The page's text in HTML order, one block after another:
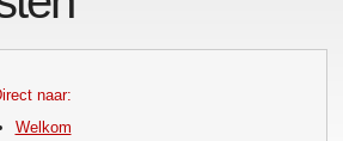
naar:
Welkom